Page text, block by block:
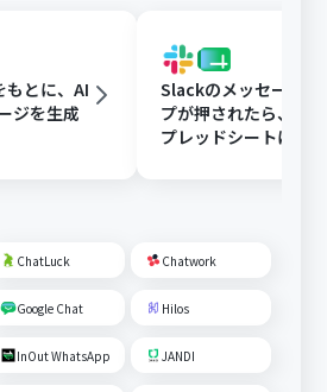
とに、AI
ジを生成
Slackのメッセージに
プが押されたら、
プレッドシートにメ
ChatLuck Chatwork
Google Chat Hilos
InOut WhatsApp JANDI